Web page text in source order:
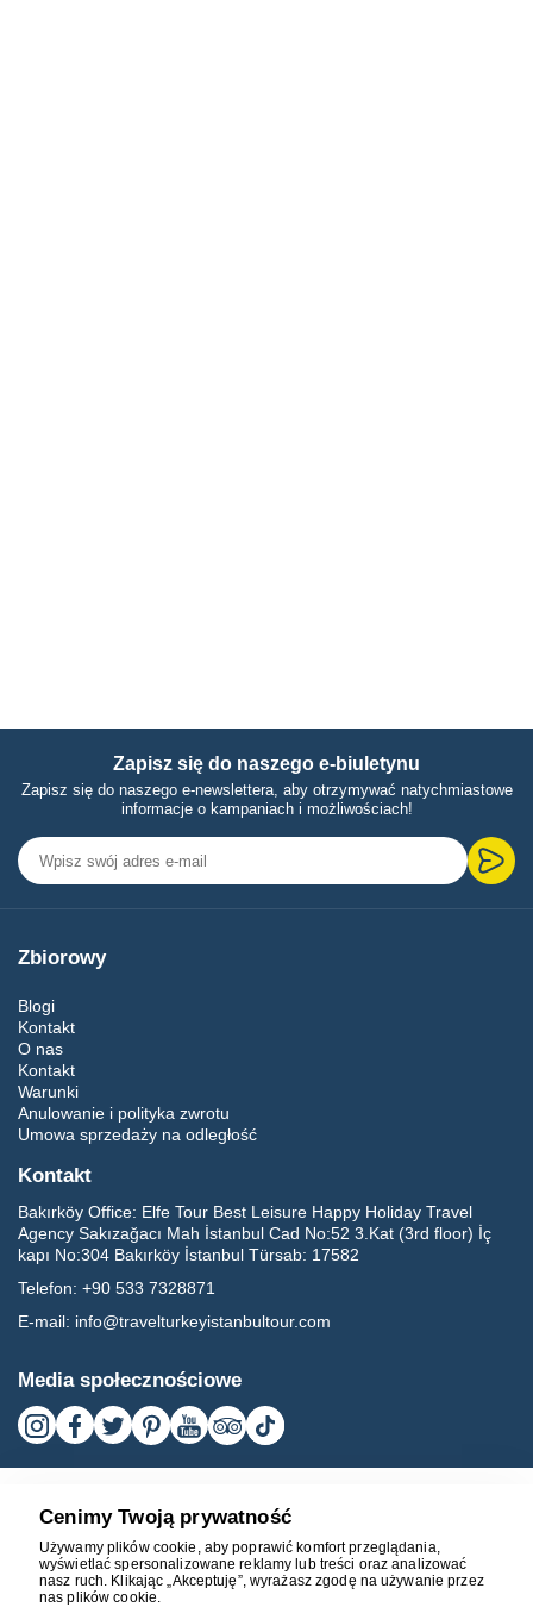
Zapisz się do naszego e-biuletynu
Zapisz się do naszego e-newslettera, aby otrzymywać natychmiastowe
informacje o kampaniach i możliwościach!
Zbiorowy
Blogi
Kontakt
O nas
Kontakt
Warunki
Anulowanie i polityka zwrotu
Umowa sprzedaży na odległość
Kontakt
Bakırköy Office: Elfe Tour Best Leisure Happy Holiday Travel
Agency Sakızağacı Mah İstanbul Cad No:52 3.Kat (3rd floor) İç
kapı No:304 Bakırköy İstanbul Türsab: 17582
Telefon: +90 533 7328871
E-mail: info@travelturkeyistanbultour.com
Media społecznościowe
Cenimy Twoją prywatność
Używamy plików cookie, aby poprawić komfort przeglądania,
wyświetlać spersonalizowane reklamy lub treści oraz analizować
nasz ruch. Klikając „Akceptuję”, wyrażasz zgodę na używanie przez
nas plików cookie.